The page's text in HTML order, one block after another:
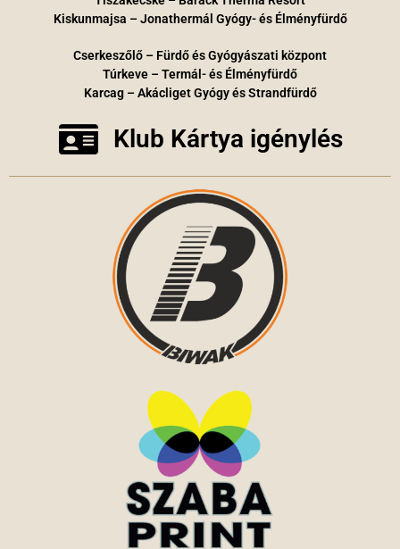
Kiskunmajsa – Jonathermál Gyógy- és Élményfürdő
Cserkeszőlő – Fürdő és Gyógyászati központ
Túrkeve – Termál- és Élményfürdő
Karcag – Akácliget Gyógy és Strandfürdő
Klub Kártya igénylés